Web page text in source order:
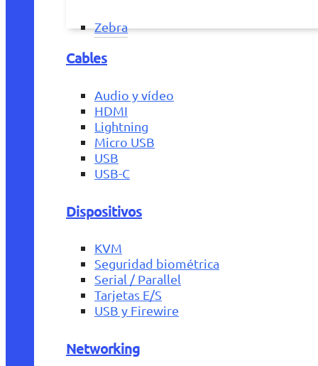
Zebra
Cables
Audio y vídeo
HDMI
Lightning
Micro USB
USB
USB-C
Dispositivos
KVM
Seguridad biométrica
Serial / Parallel
Tarjetas E/S
USB y Firewire
Networking